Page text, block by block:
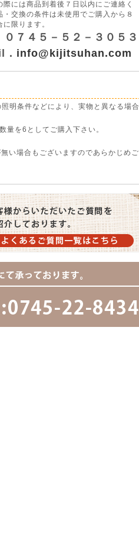
際には商品到着後７日以内にご連絡く
・交換の条件は未使用でご購入から８
に限ります。
０７４５－５２－３０５３
info@kijitsuhan.com
明条件などにより、実物と異なる場合
量を6としてご購入下さい。
い場合もございますのであらかじめご